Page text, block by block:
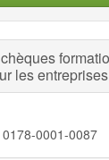
les
0001-0087